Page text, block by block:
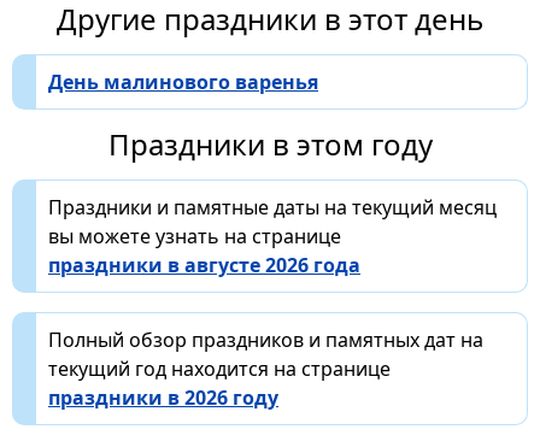
Другие праздники в этот день
День малинового варенья
Праздники в этом году
Праздники и памятные даты на текущий месяц
вы можете узнать на странице
праздники в августе 2026 года
Полный обзор праздников и памятных дат на
текущий год находится на странице
праздники в 2026 году